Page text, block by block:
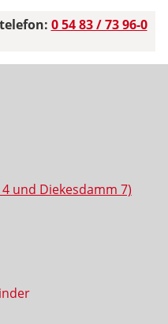
0 54 83 / 73 96-0
und Diekesdamm 7)